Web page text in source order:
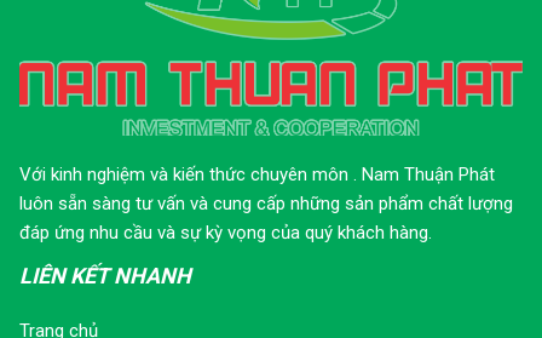
Với kinh nghiệm và kiến thức chuyên môn . Nam Thuận Phát
luôn sẵn sàng tư vấn và cung cấp những sản phẩm chất lượng
đáp ứng nhu cầu và sự kỳ vọng của quý khách hàng.
LIÊN KẾT NHANH
Trang chủ